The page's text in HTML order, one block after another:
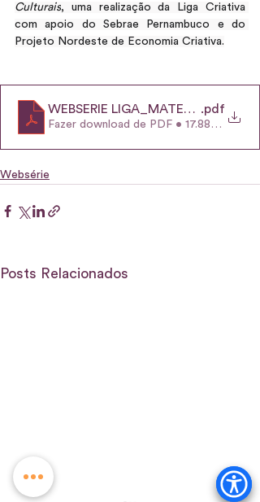
Culturais, uma realização da Liga Criativa
com apoio do Sebrae Pernambuco e do
Projeto Nordeste de Economia Criativa.
WEBSERIE LIGA_MATERIAL-DE-
.pdf
Fazer download de PDF • 17.88MB
Websérie
Posts Relacionados